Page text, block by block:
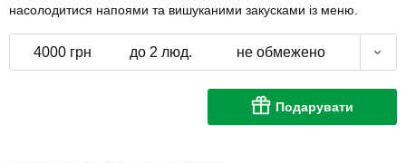
насолодитися напоями та вишуканими закусками із меню.
4000 грн до 2 люд. не обмежено
Подарувати